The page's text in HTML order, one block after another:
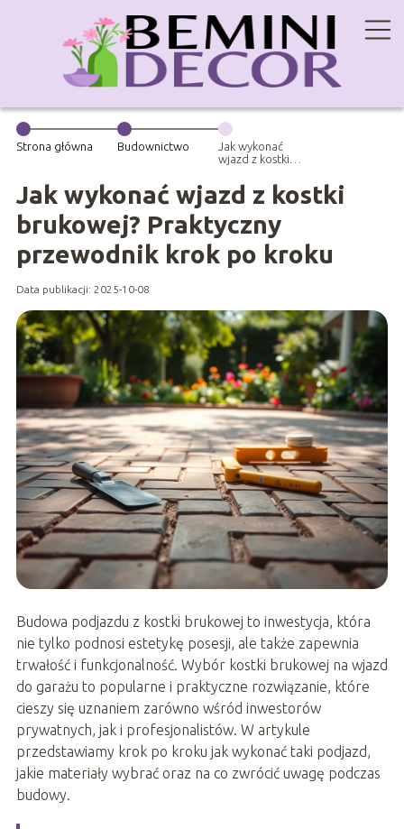
Strona główna Budownictwo
Jak wykonać
wjazd z kostki
Praktyczny
przewodnik
Jak wykonać wjazd z kostki
brukowej? Praktyczny
przewodnik krok po kroku
Data publikacji: 2025-10-08
Budowa podjazdu z kostki brukowej to inwestycja, która
nie tylko podnosi estetykę posesji, ale także zapewnia
trwałość i funkcjonalność. Wybór kostki brukowej na wjazd
do garażu to popularne i praktyczne rozwiązanie, które
cieszy się uznaniem zarówno wśród inwestorów
prywatnych, jak i profesjonalistów. W artykule
przedstawiamy krok po kroku jak wykonać taki podjazd,
jakie materiały wybrać oraz na co zwrócić uwagę podczas
budowy.